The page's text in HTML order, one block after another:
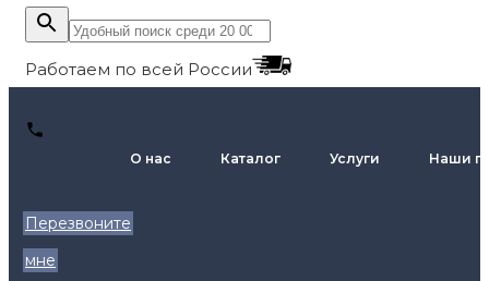
Работаем по всей России
Перезвоните
мне
О нас Каталог Услуги Наши